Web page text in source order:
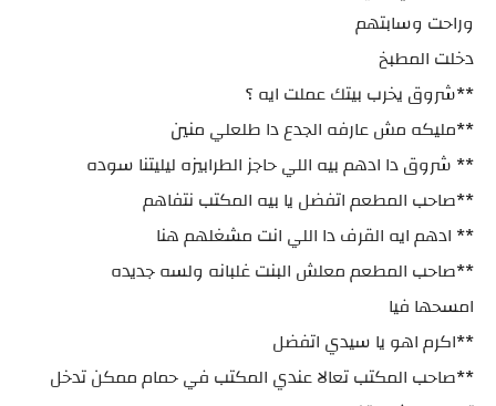
وراحت وسابتهم
دخلت المطبخ
**شروق يخرب بيتك عملت ايه ؟
**مليكه مش عارفه الجدع دا طلعلي منين
** شروق دا ادهم بيه اللي حاجز الطرابيزه ليليتنا سوده
**صاحب المطعم اتفضل يا بيه المكتب نتفاهم
** ادهم ايه القرف دا اللي انت مشغلهم هنا
**صاحب المطعم معلش البنت غلبانه ولسه جديده
امسحها فيا
**اكرم اهو يا سيدي اتفضل
**صاحب المكتب تعالا عندي المكتب في حمام ممكن تدخل